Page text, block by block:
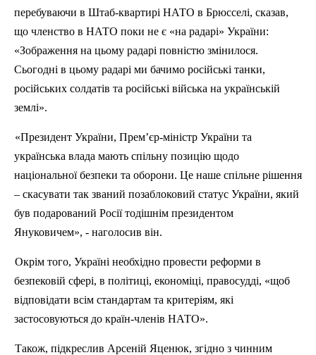
перебуваючи в Штаб-квартирі НАТО в Брюсселі, сказав,
що членство в НАТО поки не є «на радарі» України:
«Зображення на цьому радарі повністю змінилося.
Сьогодні в цьому радарі ми бачимо російські танки,
російських солдатів та російські війська на українській
землі».
«Президент України, Прем’єр-міністр України та
українська влада мають спільну позицію щодо
національної безпеки та оборони. Це наше спільне рішення
– скасувати так званий позаблоковий статус України, який
був подарований Росії тодішнім президентом
Януковичем», - наголосив він.
Окрім того, Україні необхідно провести реформи в
безпековій сфері, в політиці, економіці, правосудді, «щоб
відповідати всім стандартам та критеріям, які
застосовуються до країн-членів НАТО».
Також, підкреслив Арсеній Яценюк, згідно з чинним